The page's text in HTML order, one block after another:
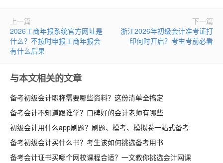
上一篇
2026工商年报系统官方网址是
什么？不按时申报工商年报会
有什么后果
下一篇
浙江2026年初级会计准考证打
印何时开启？考生考前必看
与本文相关的文章
备考初级会计职称需要哪些资料？这份清单全搞定
备考会计不知道跟谁学？口碑好的会计老师有哪些
初级会计用什么app刷题？刷题、模考、模拟卷一站式备考
备考初级会计买什么书？考生该如何挑选备考用书
备考会计证书买哪个网校课程合适？一文教你挑选会计网课